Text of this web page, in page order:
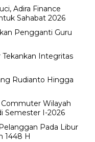
Adira Finance
Sahabat 2026
Pengganti Guru
Integritas
Rudianto Hingga
Wilayah
Semester I-2026
Pada Libur
1448 H